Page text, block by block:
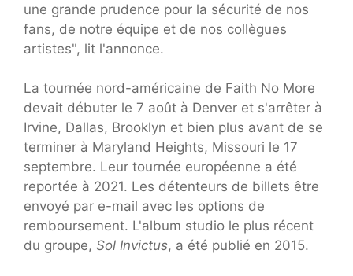
une grande prudence pour la sécurité de nos
fans, de notre équipe et de nos collègues
artistes", lit l'annonce.
La tournée nord-américaine de Faith No More
devait débuter le 7 août à Denver et s'arrêter à
Irvine, Dallas, Brooklyn et bien plus avant de se
terminer à Maryland Heights, Missouri le 17
septembre. Leur tournée européenne a été
reportée à 2021. Les détenteurs de billets être
envoyé par e-mail avec les options de
remboursement. L'album studio le plus récent
du groupe, Sol Invictus, a été publié en 2015.